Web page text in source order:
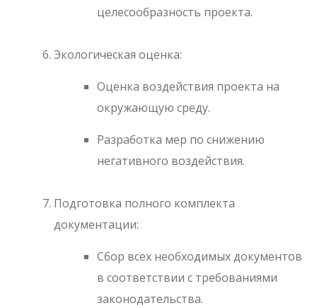
целесообразность проекта.
Экологическая оценка:
Оценка воздействия проекта на
окружающую среду.
Разработка мер по снижению
негативного воздействия.
Подготовка полного комплекта
документации:
Сбор всех необходимых документов
в соответствии с требованиями
законодательства.